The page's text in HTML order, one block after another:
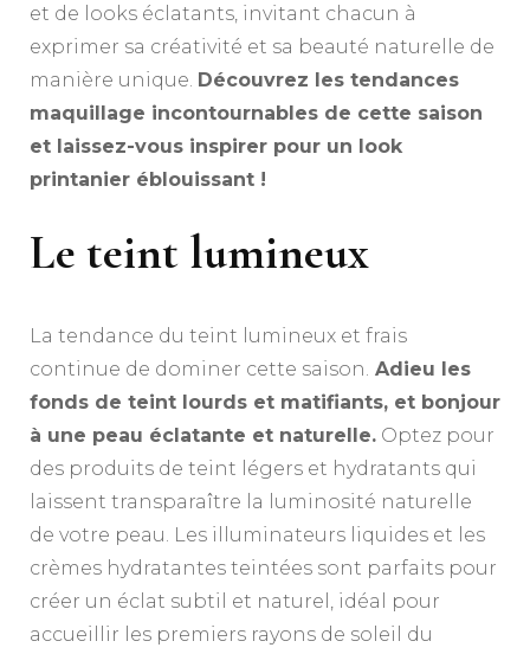
et de looks éclatants, invitant chacun à
exprimer sa créativité et sa beauté naturelle de
manière unique. Découvrez les tendances
maquillage incontournables de cette saison
et laissez-vous inspirer pour un look
printanier éblouissant !
Le teint lumineux
La tendance du teint lumineux et frais
continue de dominer cette saison. Adieu les
fonds de teint lourds et matifiants, et bonjour
à une peau éclatante et naturelle. Optez pour
des produits de teint légers et hydratants qui
laissent transparaître la luminosité naturelle
de votre peau. Les illuminateurs liquides et les
crèmes hydratantes teintées sont parfaits pour
créer un éclat subtil et naturel, idéal pour
accueillir les premiers rayons de soleil du